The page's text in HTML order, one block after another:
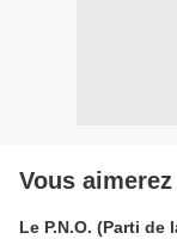
Vous
Le P.N.O. (Parti de